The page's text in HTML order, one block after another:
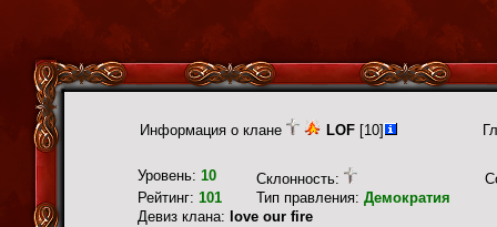
Информация о клане LOF [10]
Уровень: 10 Склонность:
Рейтинг: 101 Тип правления: Демократия
Девиз клана: love our fire